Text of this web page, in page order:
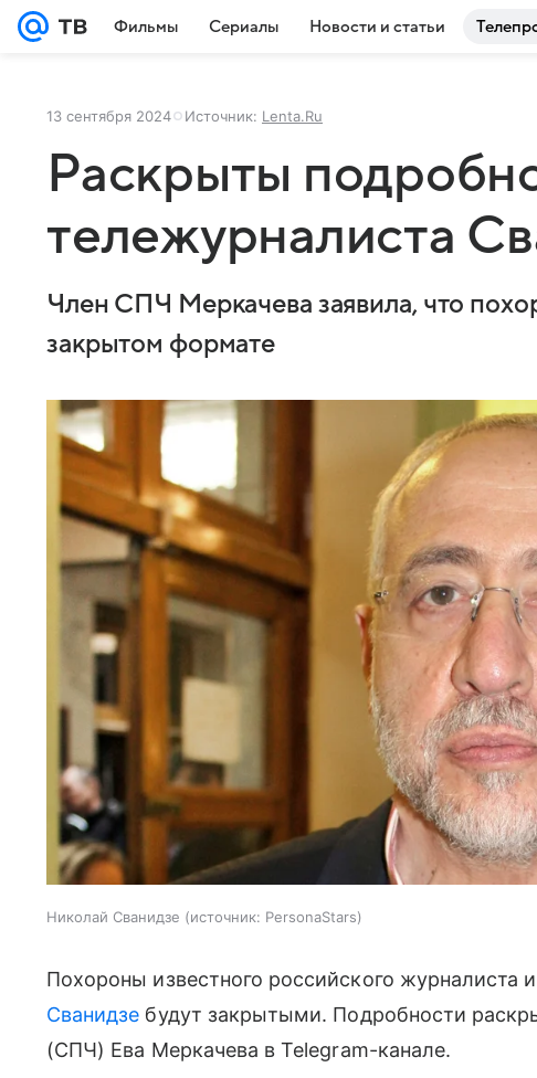
Фильмы Сериалы Новости и статьи
13 сентября 2024 Источник: Lenta.Ru
Раскрыты
тележурналиста
Член СПЧ Меркачева заявила, что
закрытом формате
Николай Сванидзе источник: PersonaStars
Похороны известного российского журналиста
Сванидзе будут закрытыми. Подробности
(СПЧ) Ева Меркачева в Telegram-канале.